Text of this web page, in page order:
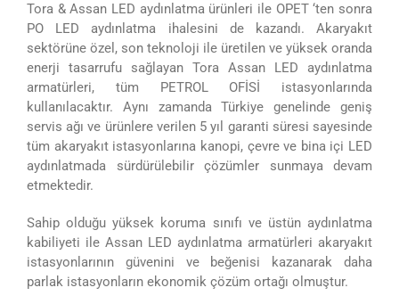
Tora & Assan LED aydınlatma ürünleri ile OPET ‘ten sonra
PO LED aydınlatma ihalesini de kazandı. Akaryakıt
sektörüne özel, son teknoloji ile üretilen ve yüksek oranda
enerji tasarrufu sağlayan Tora Assan LED aydınlatma
armatürleri, tüm PETROL OFİSİ istasyonlarında
kullanılacaktır. Aynı zamanda Türkiye genelinde geniş
servis ağı ve ürünlere verilen 5 yıl garanti süresi sayesinde
tüm akaryakıt istasyonlarına kanopi, çevre ve bina içi LED
aydınlatmada sürdürülebilir çözümler sunmaya devam
etmektedir.
Sahip olduğu yüksek koruma sınıfı ve üstün aydınlatma
kabiliyeti ile Assan LED aydınlatma armatürleri akaryakıt
istasyonlarının güvenini ve beğenisi kazanarak daha
parlak istasyonların ekonomik çözüm ortağı olmuştur.